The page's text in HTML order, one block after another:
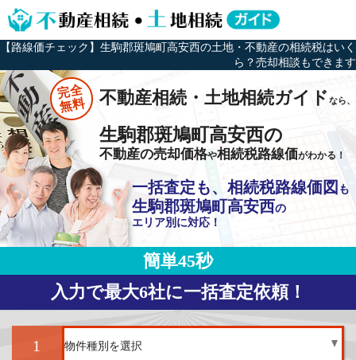
【路線価チェック】生駒郡斑鳩町高安西の土地・不動産の相続税はいく
ら？売却相談もできます
完全
無料 不動産相続・土地相続ガイドなら、
生駒郡斑鳩町高安西の
不動産の売却価格や相続税路線価がわかる！
一括査定も、相続税路線価図 も
生駒郡斑鳩町高安西の
エリア別に対応！
簡単45秒
入力で最大6社に一括査定依頼！
1